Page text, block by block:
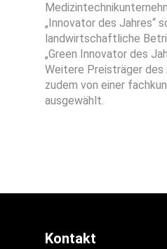
„Innovator des Jahres“
landwirtschaftliche
„Green Innovator des
Weitere Preisträger des
zudem von einer
ausgewählt.
Kontakt